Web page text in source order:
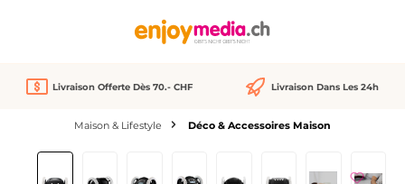
Livraison Offerte Dès 70.- CHF Livraison Dans Les 24h
Maison & Lifestyle Déco & Accessoires Maison
Ignorer la galerie d'images